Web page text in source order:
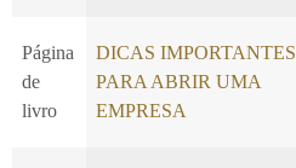
Página
de
livro
DICAS IMPORTANTES
PARA ABRIR UMA
EMPRESA